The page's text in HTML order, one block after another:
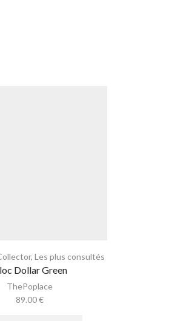
, Les plus consultés
Dollar Green
ThePoplace
89.00€